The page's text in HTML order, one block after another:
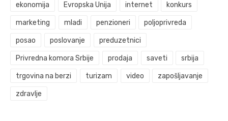
ekonomija Evropska Unija internet konkurs
marketing mladi penzioneri poljoprivreda
posao poslovanje preduzetnici
Privredna komora Srbije prodaja saveti srbija
trgovina na berzi turizam video zapošljavanje
zdravlje